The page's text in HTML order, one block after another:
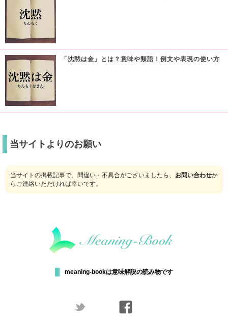
「沈黙は金」とは？意味や類語！例文や表現の使い方
当サイトよりのお願い
当サイトの掲載記事で、間違い・不具合がございましたら、 お問い合わせか
らご連絡いただければ幸いです。
meaning-bookは意味解説の読み物です